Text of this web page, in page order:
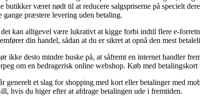
butikker været nødt til at reducere salgspriserne på specielt
gange præstere levering uden betaling.
kan alligevel være lukrativt at kigge forbi indtil flere e-
din handel, sådan at du er sikret at opnå den mest
ikke desto mindre huske på, at såfremt en internet handler
om en bedragerisk online webshop. Køb med
generelt et slag for shopping med kort eller betalinger med
hvis du higer efter at afdrage betalingen ude i fremtiden.